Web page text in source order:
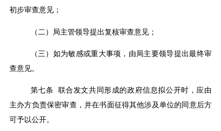
初步审查意见；
（二）局主管领导提出复核审查意见；
（三）如为敏感或重大事项，由局主要领导提出最终审
查意见。
第七条 联合发文共同形成的政府信息拟公开时，应由
主办方负责保密审查，并在书面征得其他涉及单位的同意后方
可予以公开。